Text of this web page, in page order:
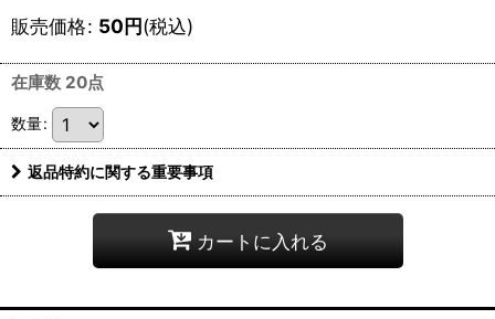
販売価格: 50円(税込)
在庫数 20点
数量:
返品特約に関する重要事項
カートに入れる